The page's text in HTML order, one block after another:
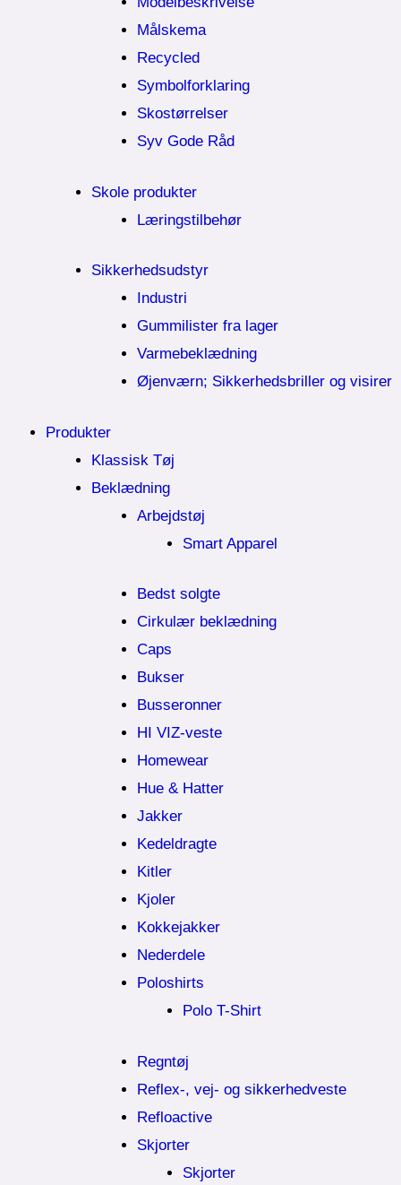
Målskema
Recycled
Symbolforklaring
Skostørrelser
Syv Gode Råd
Skole produkter
Læringstilbehør
Sikkerhedsudstyr
Industri
Gummilister fra lager
Varmebeklædning
Øjenværn; Sikkerhedsbriller og visirer
Produkter
Klassisk Tøj
Beklædning
Arbejdstøj
Smart Apparel
Bedst solgte
Cirkulær beklædning
Caps
Bukser
Busseronner
HI VIZ-veste
Homewear
Hue & Hatter
Jakker
Kedeldragte
Kitler
Kjoler
Kokkejakker
Nederdele
Poloshirts
Polo T-Shirt
Regntøj
Reflex-, vej- og sikkerhedveste
Refloactive
Skjorter
Skjorter